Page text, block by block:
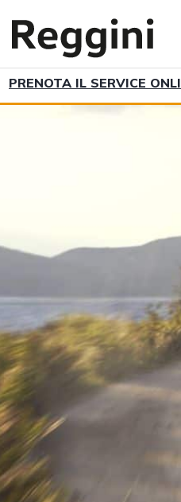
PRENOTA IL SERVICE